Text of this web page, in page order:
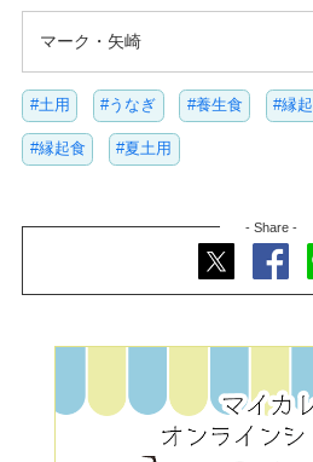
マーク・矢崎
#土用 #うなぎ #養生食 #縁起
#縁起食 #夏土用
- Share -